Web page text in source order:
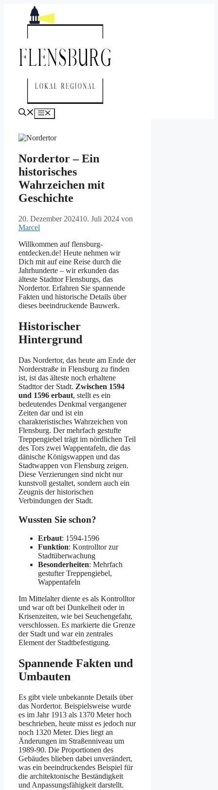
springen
Menü
Nordertor – Ein
historisches
Wahrzeichen mit
Geschichte
20. Dezember 202410. Juli 2024 von
Marcel
Willkommen auf flensburg-
entdecken.de! Heute nehmen wir
Dich mit auf eine Reise durch die
Jahrhunderte – wir erkunden das
älteste Stadttor Flensburgs, das
Nordertor. Erfahren Sie spannende
Fakten und historische Details über
dieses beeindruckende Bauwerk.
Historischer
Hintergrund
Das Nordertor, das heute am Ende der
Norderstraße in Flensburg zu finden
ist, ist das älteste noch erhaltene
Stadttor der Stadt. Zwischen 1594
und 1596 erbaut, stellt es ein
bedeutendes Denkmal vergangener
Zeiten dar und ist ein
charakteristisches Wahrzeichen von
Flensburg. Der mehrfach gestufte
Treppengiebel trägt im nördlichen Teil
des Tors zwei Wappentafeln, die das
dänische Königswappen und das
Stadtwappen von Flensburg zeigen.
Diese Verzierungen sind nicht nur
kunstvoll gestaltet, sondern auch ein
Zeugnis der historischen
Verbindungen der Stadt.
Wussten Sie schon?
Erbaut: 1594-1596
Funktion: Kontrolltor zur
Stadtüberwachung
Besonderheiten: Mehrfach
gestufter Treppengiebel,
Wappentafeln
Im Mittelalter diente es als Kontrolltor
und war oft bei Dunkelheit oder in
Krisenzeiten, wie bei Seuchengefahr,
verschlossen. Es markierte die Grenze
der Stadt und war ein zentrales
Element der Stadtbefestigung.
Spannende Fakten und
Umbauten
Es gibt viele unbekannte Details über
das Nordertor. Beispielsweise wurde
es im Jahr 1913 als 1370 Meter hoch
beschrieben, heute misst es jedoch nur
noch 1320 Meter. Dies liegt an
Änderungen im Straßenniveau um
1989-90. Die Proportionen des
Gebäudes blieben dabei unverändert,
was ein beeindruckendes Beispiel für
die architektonische Beständigkeit
und Anpassungsfähigkeit darstellt.